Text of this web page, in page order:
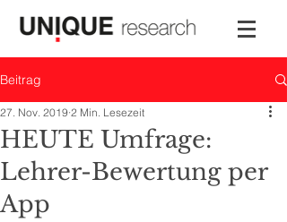
Beitrag
HEUTE Umfrage:
Lehrer-Bewertung per
App
27. Nov. 2019 2 Min. Lesezeit